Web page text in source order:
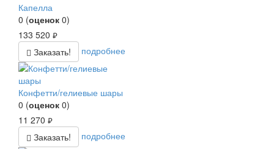
Капелла
0 (оценок 0)
133 520 руб.
Заказать! подробнее
Конфетти/гелиевые шары
0 (оценок 0)
11 270 руб.
Заказать! подробнее